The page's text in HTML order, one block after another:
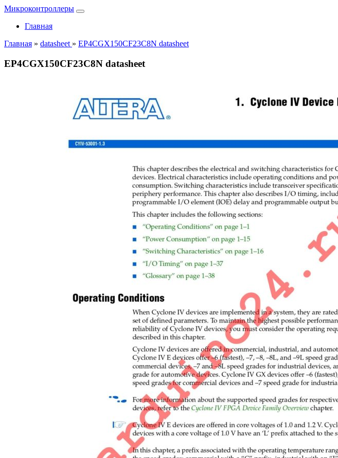
Микроконтроллеры
Главная
Главная » datasheet » EP4CGX150CF23C8N datasheet
EP4CGX150CF23C8N datasheet